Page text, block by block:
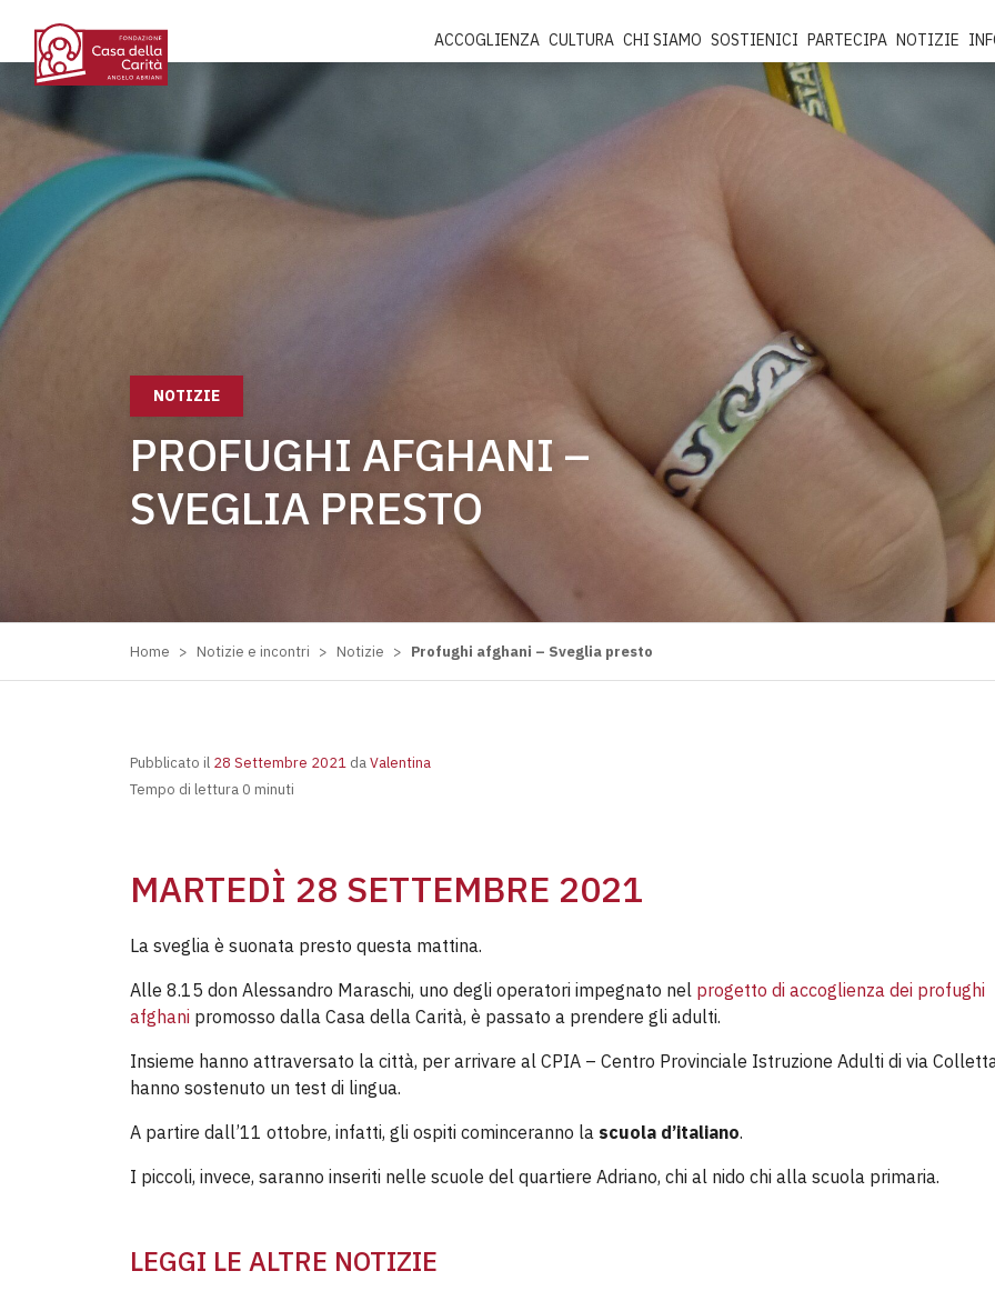
ACCOGLIENZA CULTURA CHI SIAMO SOSTIENICI PARTECIPA NOTIZIE
NOTIZIE
PROFUGHI AFGHANI –
SVEGLIA PRESTO
Home > Notizie e incontri > Notizie > Profughi afghani – Sveglia presto
Pubblicato il 28 Settembre 2021 daValentina
Tempo di lettura 0 minuti
MARTEDÌ 28 SETTEMBRE 2021
La sveglia è suonata presto questa mattina.
Alle 8.15 don Alessandro Maraschi, uno degli operatori impegnato nel progetto di accoglienza dei profughi
afghani promosso dalla Casa della Carità, è passato a prendere gli adulti.
Insieme hanno attraversato la città, per arrivare al CPIA – Centro Provinciale Istruzione Adulti di via
hanno sostenuto un test di lingua.
A partire dall’11 ottobre, infatti, gli ospiti cominceranno la scuola d’italiano.
I piccoli, invece, saranno inseriti nelle scuole del quartiere Adriano, chi al nido chi alla scuola primaria.
LEGGI LE ALTRE NOTIZIE